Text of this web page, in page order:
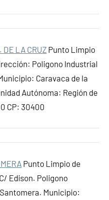
DE LA CRUZ Punto Limpio
Poligono Industrial
Caravaca de la
Autónoma: Región de
CP: 30400
Punto Limpio de
Edison. Poligono
Municipio: